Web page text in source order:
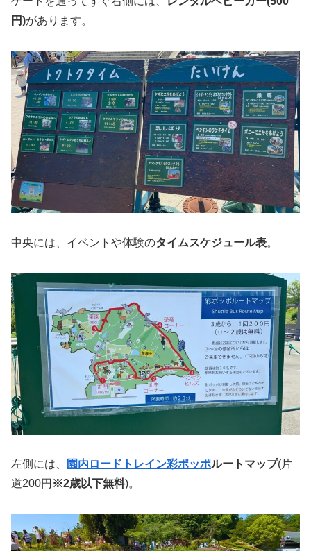
円)があります。
中央には、イベントや体験のタイムスケジュール表。
左側には、 園内ロードトレイン彩ポッポルートマップ(片
道200円 ※2歳以下無料)。